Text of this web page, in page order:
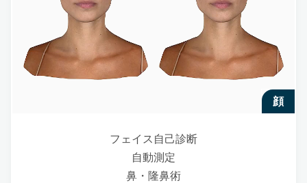
顔
フェイス自己診断
自動測定
鼻・隆鼻術